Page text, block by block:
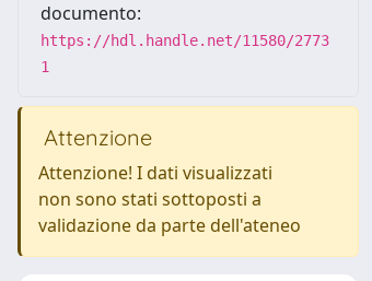
documento:
https://hdl.handle.net/11580/2773
1
Attenzione
Attenzione! I dati visualizzati
non sono stati sottoposti a
validazione da parte dell'ateneo